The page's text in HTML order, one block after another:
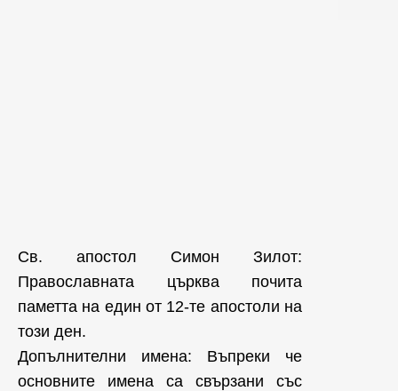
Св. апостол Симон Зилот:
Православната църква почита
паметта на един от 12-те апостоли на
този ден.
Допълнителни имена: Въпреки че
основните имена са свързани със